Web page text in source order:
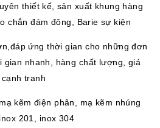
thiết kế, sản xuất khung hàng
chắn đám đông, Barie sự kiện
ứng thời gian cho những đơn
gian nhanh, hàng chất lượng, giá
cạnh tranh
kẽm điện phân, mạ kẽm nhúng
201, inox 304